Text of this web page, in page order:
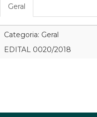
Geral
Categoria: Geral
EDITAL 0020/2018